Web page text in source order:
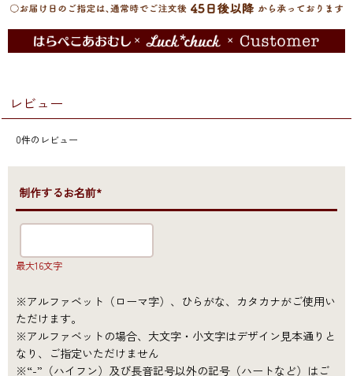
レビュー
0件のレビュー
●制作するお名前*
最大16文字
※アルファベット（ローマ字）、ひらがな、カタカナがご使用い
ただけます。
※アルファベットの場合、大文字・小文字はデザイン見本通りと
なり、ご指定いただけません
※“-”（ハイフン）及び長音記号以外の記号（ハートなど）はご